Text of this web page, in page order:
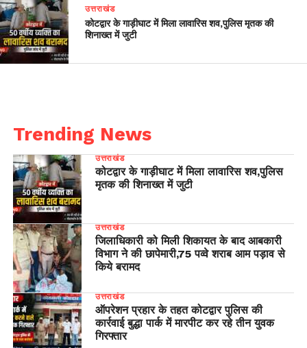
उत्तराखंड
कोटद्वार के गाड़ीघाट में मिला लावारिस शव,पुलिस मृतक की
शिनाख्त में जुटी
Trending News
उत्तराखंड
कोटद्वार के गाड़ीघाट में मिला लावारिस शव,पुलिस
मृतक की शिनाख्त में जुटी
उत्तराखंड
जिलाधिकारी को मिली शिकायत के बाद आबकारी
विभाग ने की छापेमारी,75 पव्वे शराब आम पड़ाव से
किये बरामद
उत्तराखंड
ऑपरेशन प्रहार के तहत कोटद्वार पुलिस की
कार्रवाई बुद्धा पार्क में मारपीट कर रहे तीन युवक
गिरफ्तार